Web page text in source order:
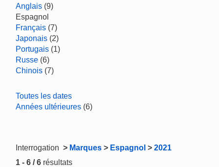
Anglais (9)
Espagnol
Français (7)
Japonais (2)
Portugais (1)
Russe (6)
Chinois (7)
Toutes les dates
Années ultérieures (6)
Interrogation > Marques > Espagnol > 2021
1 - 6 / 6 résultats